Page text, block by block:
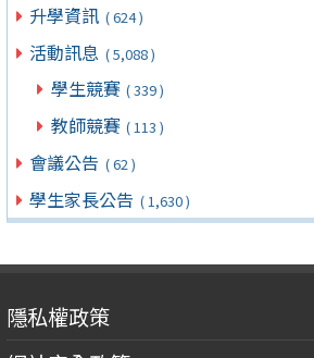
升學資訊 ( 624 )
活動訊息 ( 5,088 )
學生競賽 ( 339 )
教師競賽 ( 113 )
會議公告 ( 62 )
學生家長公告 ( 1,630 )
隱私權政策